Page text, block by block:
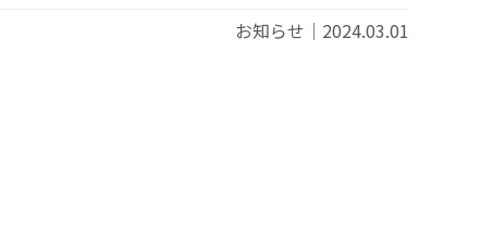
お知らせ｜2024.03.01